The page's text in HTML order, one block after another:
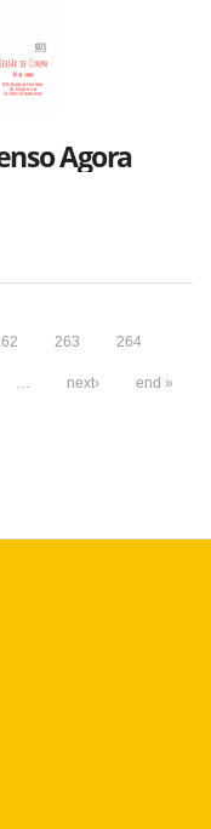
Agora
263 264
… next› end »